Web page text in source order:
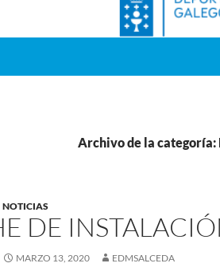
Archivo de la categoría:
NOTICIAS
DE
MARZO 13, 2020 EDMSALCEDA